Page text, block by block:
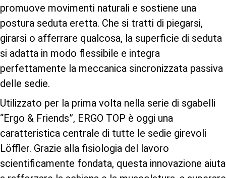
promuove movimenti naturali e sostiene una
postura seduta eretta. Che si tratti di piegarsi,
girarsi o afferrare qualcosa, la superficie di seduta
si adatta in modo flessibile e integra
perfettamente la meccanica sincronizzata passiva
delle sedie.
Utilizzato per la prima volta nella serie di sgabelli
“Ergo & Friends”, ERGO TOP è oggi una
caratteristica centrale di tutte le sedie girevoli
Löffler. Grazie alla fisiologia del lavoro
scientificamente fondata, questa innovazione aiuta